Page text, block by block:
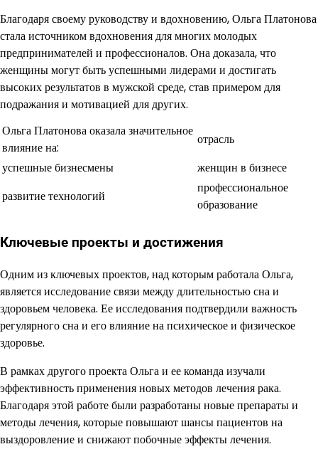
Благодаря своему руководству и вдохновению, Ольга Платонова
стала источником вдохновения для многих молодых
предпринимателей и профессионалов. Она доказала, что
женщины могут быть успешными лидерами и достигать
высоких результатов в мужской среде, став примером для
подражания и мотивацией для других.
Ольга Платонова оказала значительное
влияние на:
отрасль
успешные бизнесмены
женщин в бизнесе
развитие технологий
профессиональное
образование
Ключевые проекты и достижения
Одним из ключевых проектов, над которым работала Ольга,
является исследование связи между длительностью сна и
здоровьем человека. Ее исследования подтвердили важность
регулярного сна и его влияние на психическое и физическое
здоровье.
В рамках другого проекта Ольга и ее команда изучали
эффективность применения новых методов лечения рака.
Благодаря этой работе были разработаны новые препараты и
методы лечения, которые повышают шансы пациентов на
выздоровление и снижают побочные эффекты лечения.